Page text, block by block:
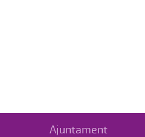
Ajuntament